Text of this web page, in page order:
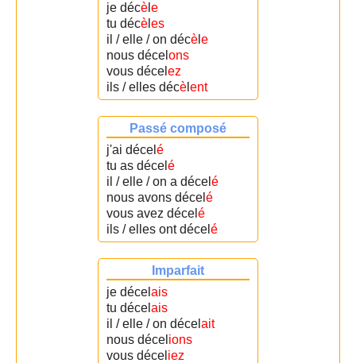
je décè e
tu décè es
il / elle / on décè e
nous décel ons
vous décel ez
ils / elles décè ent
Passé composé
j'ai décel é
tu as décel é
il / elle / on a décel é
nous avons décel é
vous avez décel é
ils / elles ont décel é
Imparfait
je décel ais
tu décel ais
il / elle / on décel ait
nous décel ions
vous décel iez